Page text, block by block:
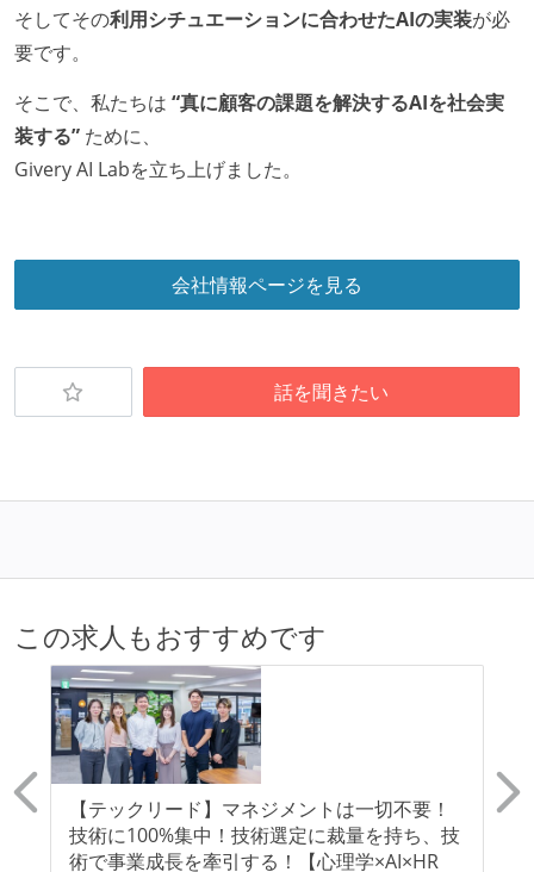
そしてその利用シチュエーションに合わせたAIの実装が必
要です。
そこで、私たちは “真に顧客の課題を解決するAIを社会実
装する” ために、
Givery AI Labを立ち上げました。
会社情報ページを見る
話を聞きたい
この求人もおすすめです
【テックリード】マネジメントは一切不要！
技術に100%集中！技術選定に裁量を持ち、技
術で事業成長を牽引する！【心理学×AI×HR